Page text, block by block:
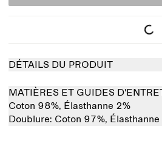
DÉTAILS DU PRODUIT
MATIÈRES ET GUIDES
Coton 98%, Élasthanne 2%
Doublure: Coton 97%, Élasthanne